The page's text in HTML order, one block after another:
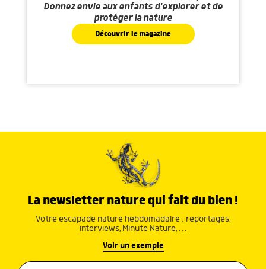
Donnez envie aux enfants d'explorer et de
protéger la nature
Découvrir le magazine
La newsletter nature qui fait du bien !
Votre escapade nature hebdomadaire : reportages,
interviews, Minute Nature, …
Voir un exemple